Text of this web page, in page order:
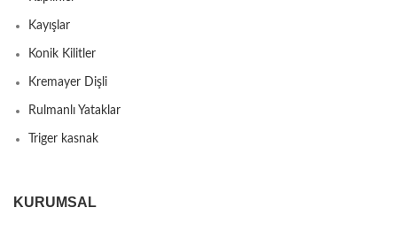
Kayışlar
Konik Kilitler
Kremayer Dişli
Rulmanlı Yataklar
Triger kasnak
KURUMSAL